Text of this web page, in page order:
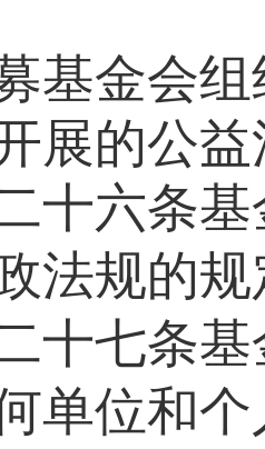
金会组
展的公
六条基
法规的
七条基
单位和